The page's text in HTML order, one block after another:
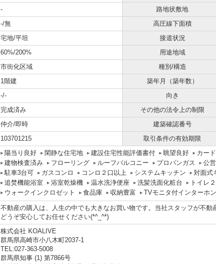
- 路地状敷地
-/無 高圧線下面積
宅地/平坦 接道状況
60%/200% 用途地域
市街化区域 種別/構造
1階建 築年月（築年数）
-/- 向き
完成済み その他の法令上の制限
仲介/即時 建築確認番号
103701215 取引条件の有効期限
陽当り良好 閑静な住宅地 建設住宅性能評価書付 眺望良好 カー
建物検査済み
フローリング ルーフバルコニー プロパンガス 公
駐車3台可
ガスコンロ コンロ２口以上 システムキッチン 対面式
追焚機能浴室
浴室乾燥機 温水洗浄便座 洗髪洗面化粧台 トイレ
ウォークインクロゼット
食品庫 収納豊富 TVモニタ付インターホン
不動産の購入は、人生の中でも大きなお買い物です。当社スタッフが不動
どうぞ安心してお任せください(*^_^*)
株式会社 KOALIVE
群馬県高崎市小八木町2037-1
TEL:027-363-5008
群馬県知事 (1) 第7866号